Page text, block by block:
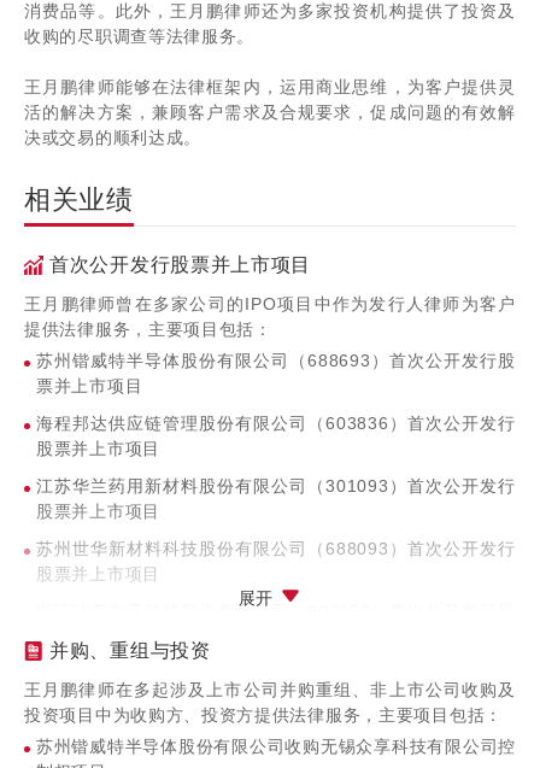
消费品等。此外，王月鹏律师还为多家投资机构提供了投资及
收购的尽职调查等法律服务。
王月鹏律师能够在法律框架内，运用商业思维，为客户提供灵
活的解决方案，兼顾客户需求及合规要求，促成问题的有效解
决或交易的顺利达成。
相关业绩
首次公开发行股票并上市项目
王月鹏律师曾在多家公司的IPO项目中作为发行人律师为客户
提供法律服务，主要项目包括：
苏州锴威特半导体股份有限公司（688693）首次公开发行股
票并上市项目
海程邦达供应链管理股份有限公司（603836）首次公开发行
股票并上市项目
江苏华兰药用新材料股份有限公司（301093）首次公开发行
股票并上市项目
苏州世华新材料科技股份有限公司（688093）首次公开发行
股票并上市项目
浙江洁美电子科技股份有限公司（002859）首次公开发行股
票并上市项目
上市项目
北京科蓝软件系统股份有限公司（300663）首次公开发行股
票并上市项目
展开
并购、重组与投资
王月鹏律师在多起涉及上市公司并购重组、非上市公司收购及
投资项目中为收购方、投资方提供法律服务，主要项目包括：
苏州锴威特半导体股份有限公司收购无锡众享科技有限公司控